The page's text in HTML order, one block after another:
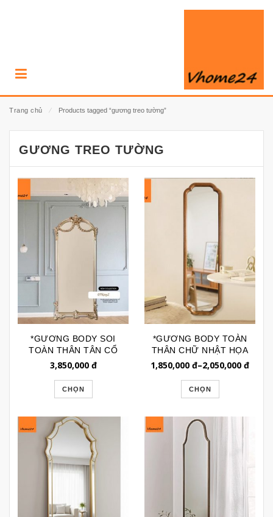
Trang chủ ⁄ Products tagged “gương treo tường”
GƯƠNG TREO TƯỜNG
*GƯƠNG BODY SOI
TOÀN THÂN TÂN CỔ
ĐIỂN GTR203L
3,850,000đ
CHỌN
*GƯƠNG BODY TOÀN
THÂN CHỮ NHẬT HỌA
TIẾT GÓC KIỂU PHÁP
1,850,000 đ–2,050,000 đ
CHỌN